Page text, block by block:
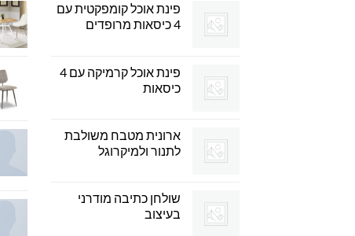
פינת אוכל קומפקטית עם
4 כיסאות מרופדים
פינת אוכל קרמיקה עם 4
כיסאות
ארונית מטבח משולבת
לתנור ולמיקרוגל
שולחן כתיבה מודרני
בעיצוב